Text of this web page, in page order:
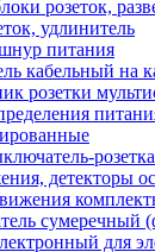
розеток,
удлинитель
питания
кабельный на
розетки
детекторы
сумеречный
для